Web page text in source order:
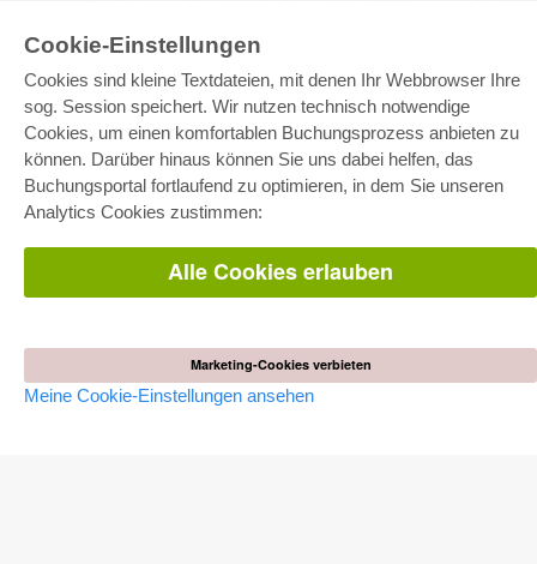
Cookie-Einstellungen
Cookies sind kleine Textdateien, mit denen Ihr Webbrowser Ihre
sog. Session speichert. Wir nutzen technisch notwendige
Cookies, um einen komfortablen Buchungsprozess anbieten zu
können. Darüber hinaus können Sie uns dabei helfen, das
Buchungsportal fortlaufend zu optimieren, in dem Sie unseren
Analytics Cookies zustimmen:
Alle Cookies erlauben
Marketing-Cookies verbieten
Meine Cookie-Einstellungen ansehen
E-COLLECTION
Gesamtpaket
Fachbereichspakete
Bereitstellung von E-Books
Häufig gestellte Fragen (FAQ)
Versandkosten
AGB